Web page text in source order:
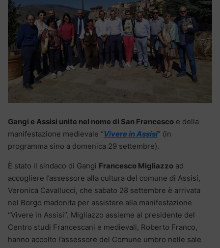
Gangi e Assisi unite nel nome di San Francesco e della
manifestazione medievale “Vivere in Assisi” (in
programma sino a domenica 29 settembre).
È stato il sindaco di Gangi Francesco Migliazzo ad
accogliere l’assessore alla cultura del comune di Assisi,
Veronica Cavallucci, che sabato 28 settembre è arrivata
nel Borgo madonita per assistere alla manifestazione
“Vivere in Assisi”. Migliazzo assieme al presidente del
Centro studi Francescani e medievali, Roberto Franco,
hanno accolto l’assessore del Comune umbro nelle sale